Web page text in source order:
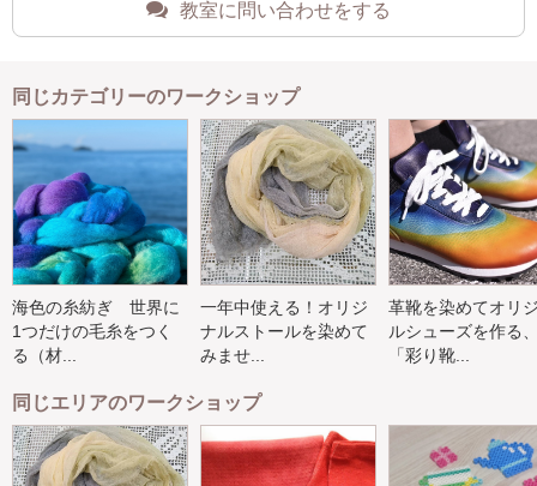
教室に問い合わせをする
同じカテゴリーのワークショップ
海色の糸紡ぎ 世界に
1つだけの毛糸をつく
る（材...
一年中使える！オリジ
ナルストールを染めて
みませ...
革靴を染めてオリ
ルシューズを作る
「彩り靴...
同じエリアのワークショップ